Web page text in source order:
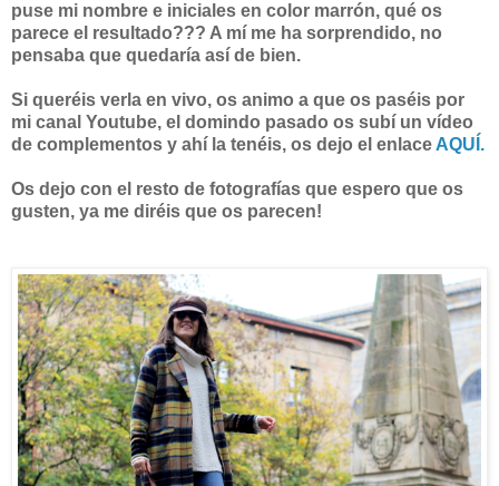
puse mi nombre e iniciales en color marrón, qué os
parece el resultado??? A mí me ha sorprendido, no
pensaba que quedaría así de bien.
Si queréis verla en vivo, os animo a que os paséis por
mi canal Youtube, el domindo pasado os subí un vídeo
de complementos y ahí la tenéis, os dejo el enlace AQUÍ.
Os dejo con el resto de fotografías que espero que os
gusten, ya me diréis que os parecen!